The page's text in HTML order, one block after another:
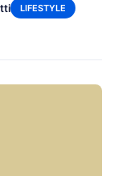
LIFESTYLE